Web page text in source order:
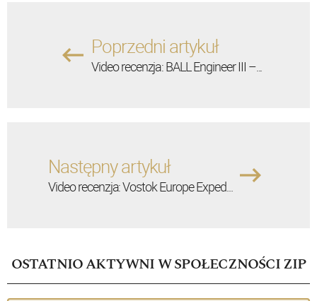
Poprzedni artykuł
Video recenzja: BALL Engineer III –...
Następny artykuł
Video recenzja: Vostok Europe Exped...
OSTATNIO AKTYWNI W SPOŁECZNOŚCI ZIP